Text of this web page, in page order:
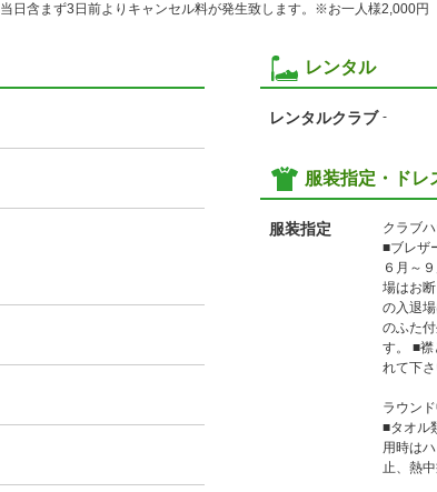
日含まず3日前よりキャンセル料が発生致します。※お一人様2,000円
レンタル
レンタルクラブ -
服装指定・ドレ
服装指定
クラブハ
■ブレザ
６月～
場はお
の入退
のふた
す。 ■襟
れて下さ
ラウンド
■タオル
用時は
止、熱